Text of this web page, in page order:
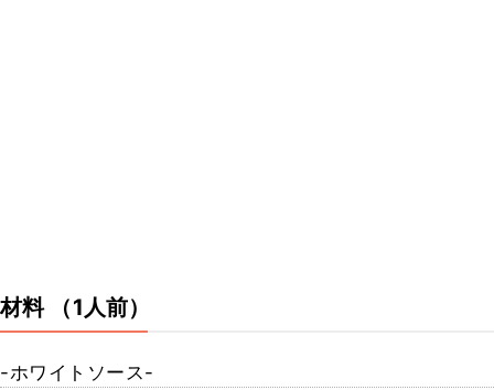
材料 （1人前）
-ホワイトソース-